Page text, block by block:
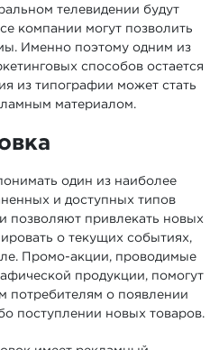
телевидении будут
компании могут позволить
Именно поэтому одним из
способов остается
из типографии может стать
материалом.
один из наиболее
и доступных типов
позволяют привлекать новых
о текущих событиях,
Промо-акции, проводимые
продукции, помогут
потребителям о появлении
поступлении новых товаров.